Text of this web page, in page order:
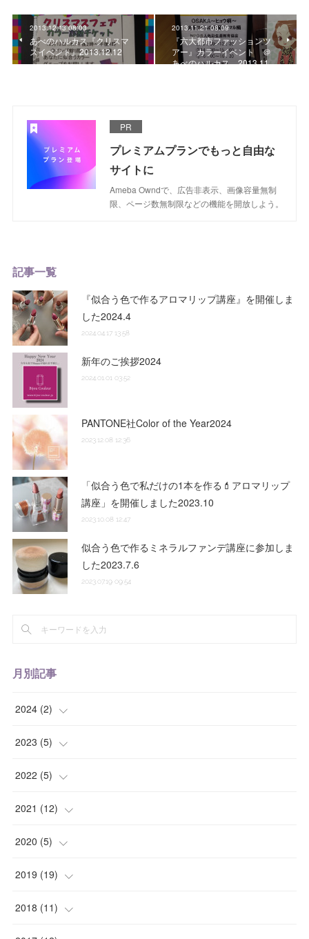
2013.12.13 08:03
あべのハルカス『クリスマ
スイベント』2013.12.12
2013.11.21 08:09
『六大都市ファッションツ
アー』カラーイベント ＠
あべのハルカス 2013.11…
PR
プレミアムプランでもっと自由な
サイトに
Ameba Owndで、広告非表示、画像容量無制
限、ページ数無制限などの機能を開放しよう。
記事一覧
『似合う色で作るアロマリップ講座』を開催しま
した2024.4
2024.04.17 13:58
新年のご挨拶2024
2024.01.01 03:52
PANTONE社Color of the Year2024
2023.12.08 12:36
「似合う色で私だけの1本を作る💄アロマリップ
講座」を開催しました2023.10
2023.10.08 12:47
似合う色で作るミネラルファンデ講座に参加しま
した2023.7.6
2023.07.19 09:54
月別記事
2024 (2)
(1
(1
2023 (5)
(1
(1)
(1
( 1)
1)
2022 (5)
(2)
(1
(1)
( 1)
2021 (12)
(1
(1)
( 1)
( 2)
2020 (5)
(1)
( 1)
2019 (19)
( 1)
2018 (11)